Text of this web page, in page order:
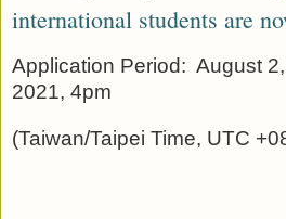
international students are
Application Period: August
2021, 4pm
(Taiwan/Taipei Time, UTC